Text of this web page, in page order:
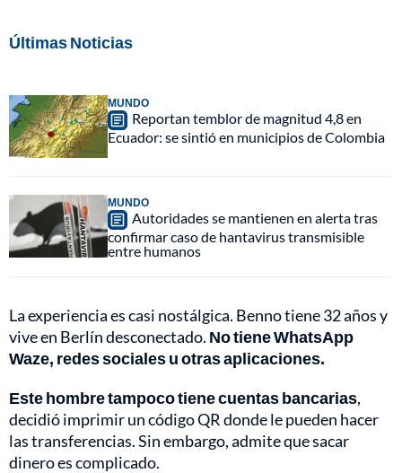
Últimas Noticias
MUNDO
Reportan temblor de magnitud 4,8 en
Ecuador: se sintió en municipios de Colombia
MUNDO
Autoridades se mantienen en alerta tras
confirmar caso de hantavirus transmisible
entre humanos
La experiencia es casi nostálgica. Benno tiene 32 años y
vive en Berlín desconectado. No tiene WhatsApp
Waze, redes sociales u otras aplicaciones.
Este hombre tampoco tiene cuentas bancarias,
decidió imprimir un código QR donde le pueden hacer
las transferencias. Sin embargo, admite que sacar
dinero es complicado.